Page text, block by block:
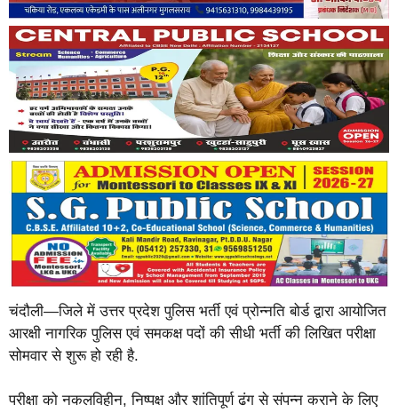
चंदौली—जिले में उत्तर प्रदेश पुलिस भर्ती एवं प्रोन्नति बोर्ड द्वारा आयोजित
आरक्षी नागरिक पुलिस एवं समकक्ष पदों की सीधी भर्ती की लिखित परीक्षा
सोमवार से शुरू हो रही है.
परीक्षा को नकलविहीन, निष्पक्ष और शांतिपूर्ण ढंग से संपन्न कराने के लिए